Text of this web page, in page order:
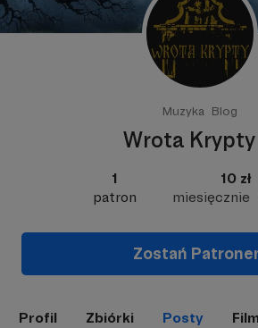
Muzyka Blog
Wrota Krypty
1
patron
10 zł
miesięcznie
Zostań
Profil Zbiórki Posty